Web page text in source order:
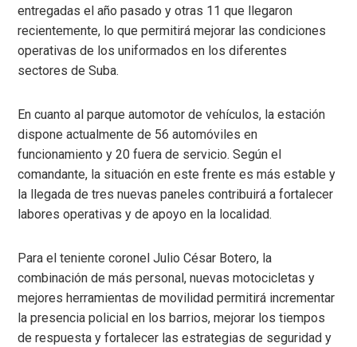
entregadas el año pasado y otras 11 que llegaron
recientemente, lo que permitirá mejorar las condiciones
operativas de los uniformados en los diferentes
sectores de Suba.
En cuanto al parque automotor de vehículos, la estación
dispone actualmente de 56 automóviles en
funcionamiento y 20 fuera de servicio. Según el
comandante, la situación en este frente es más estable y
la llegada de tres nuevas paneles contribuirá a fortalecer
labores operativas y de apoyo en la localidad.
Para el teniente coronel Julio César Botero, la
combinación de más personal, nuevas motocicletas y
mejores herramientas de movilidad permitirá incrementar
la presencia policial en los barrios, mejorar los tiempos
de respuesta y fortalecer las estrategias de seguridad y